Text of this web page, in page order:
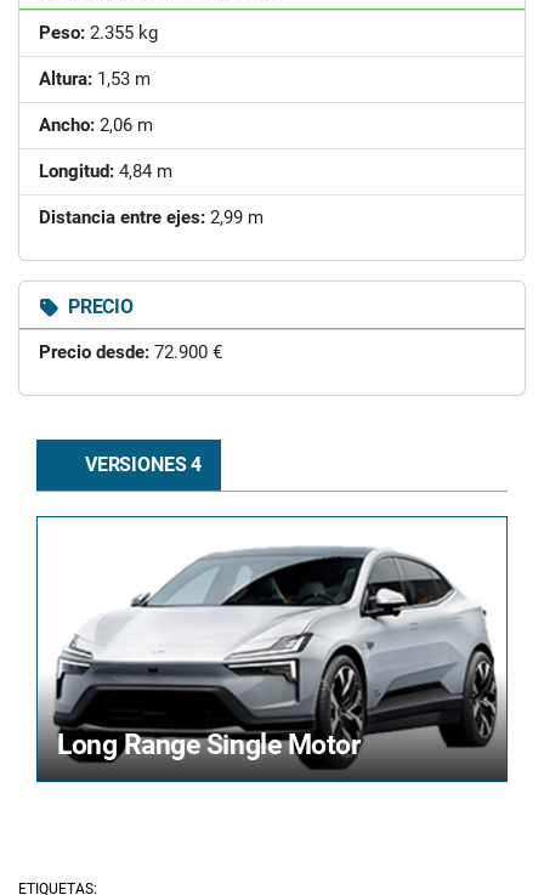
Peso: 2.355 kg
Altura: 1,53 m
Ancho: 2,06 m
Longitud: 4,84 m
Distancia entre ejes: 2,99 m
PRECIO
Precio desde: 72.900 €
VERSIONES 4
Long Range Single Motor
ETIQUETAS: